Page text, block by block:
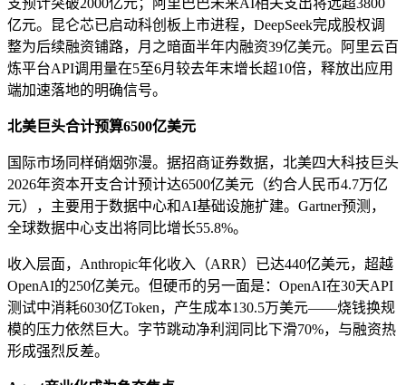
亿元。昆仑芯已启动科创板上市进程，DeepSeek完成股权调
整为后续融资铺路，月之暗面半年内融资39亿美元。阿里云百
炼平台API调用量在5至6月较去年末增长超10倍，释放出应用
端加速落地的明确信号。
北美巨头合计预算6500亿美元
国际市场同样硝烟弥漫。据招商证券数据，北美四大科技巨头
2026年资本开支合计预计达6500亿美元（约合人民币4.7万亿
元），主要用于数据中心和AI基础设施扩建。Gartner预测，
全球数据中心支出将同比增长55.8%。
收入层面，Anthropic年化收入（ARR）已达440亿美元，超越
OpenAI的250亿美元。但硬币的另一面是：OpenAI在30天API
测试中消耗6030亿Token，产生成本130.5万美元——烧钱换规
模的压力依然巨大。字节跳动净利润同比下滑70%，与融资热
形成强烈反差。